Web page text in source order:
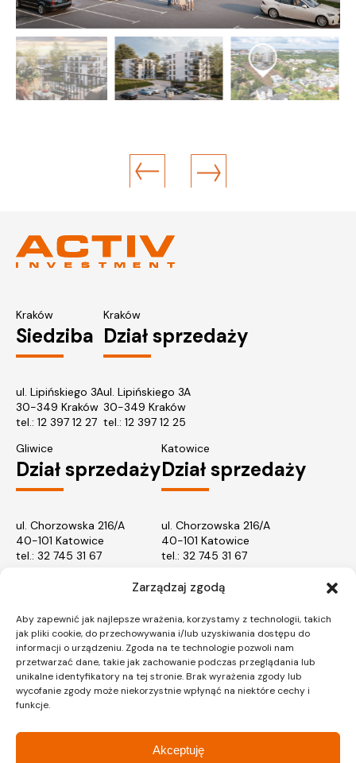
Zarządzaj zgodą
Aby zapewnić jak najlepsze wrażenia, korzystamy z technologii, takich
jak pliki cookie, do przechowywania i/lub uzyskiwania dostępu do
informacji o urządzeniu. Zgoda na te technologie pozwoli nam
przetwarzać dane, takie jak zachowanie podczas przeglądania lub
unikalne identyfikatory na tej stronie. Brak wyrażenia zgody lub
wycofanie zgody może niekorzystnie wpłynąć na niektóre cechy i
funkcje.
Akceptuję
Kraków
Siedziba
ul. Lipińskiego 3A
30-349 Kraków
tel.: 12 397 12 27
Kraków
Dział sprzedaży
ul. Lipińskiego 3A
30-349 Kraków
tel.: 12 397 12 25
Gliwice
Dział sprzedaży
ul. Chorzowska 216/A
40-101 Katowice
tel.: 32 745 31 67
Katowice
Dział sprzedaży
ul. Chorzowska 216/A
40-101 Katowice
tel.: 32 745 31 67
ul. Pałuków 2, LOK 12
03-188 Warszawa
tel.: 22 597 23 72